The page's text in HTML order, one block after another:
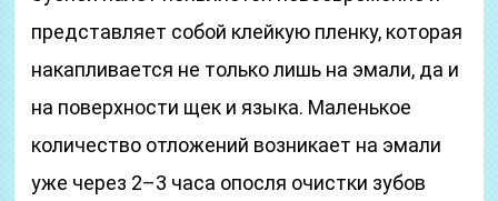
представляет собой клейкую пленку, которая
накапливается не только лишь на эмали, да и
на поверхности щек и языка. Маленькое
количество отложений возникает на эмали
уже через 2–3 часа опосля очистки зубов